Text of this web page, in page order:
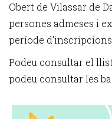
Obert de Vilassar de
persones admeses i
període d'inscripcions
Podeu consultar el
podeu consultar les